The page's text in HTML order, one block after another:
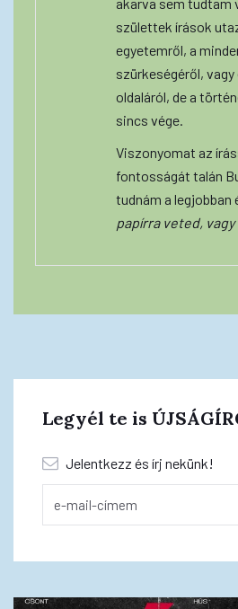
születtek írások
egyetemről, a
szürkeségéről,
oldaláról, de a
sincs vége.
Viszonyomat az
fontosságát talán
tudnám a
papírra veted,
Legyél te is
Jelentkezz és írj nekünk!